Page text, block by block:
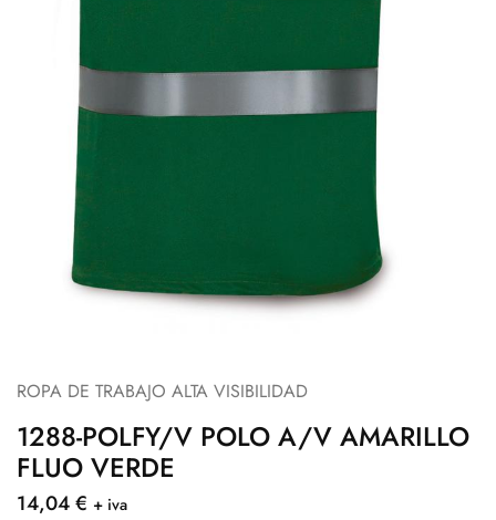
ROPA DE TRABAJO ALTA VISIBILIDAD
1288-POLFY/V POLO A/V AMARILLO
FLUO VERDE
14,04€ + iva